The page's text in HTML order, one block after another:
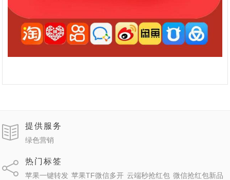
提供服务
绿色营销
热门标签
苹果一键转发 苹果TF微信多开 云端秒抢红包 微信抢红包新品